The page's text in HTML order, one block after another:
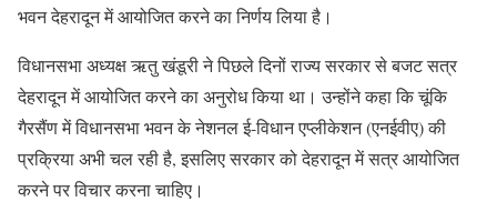
भवन देहरादून में आयोजित करने का निर्णय लिया है।
विधानसभा अध्यक्ष ऋतु खंडूरी ने पिछले दिनों राज्य सरकार से बजट सत्र
देहरादून में आयोजित करने का अनुरोध किया था। उन्होंने कहा कि चूंकि
गैरसैंण में विधानसभा भवन के नेशनल ई-विधान एप्लीकेशन (एनईवीए) की
प्रक्रिया अभी चल रही है, इसलिए सरकार को देहरादून में सत्र आयोजित
करने पर विचार करना चाहिए।